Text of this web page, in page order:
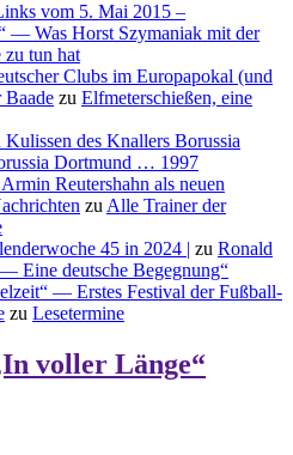
vom 5. Mai 2015 –
— Was Horst Szymaniak mit der
zu tun hat
Clubs im Europapokal (und
Baade zu Elfmeterschießen, eine
des Knallers Borussia
Dortmund … 1997
Reutershahn als neuen
zu Alle Trainer der
45 in 2024 | zu Ronald
Eine deutsche Begegnung“
— Erstes Festival der Fußball-
zu Lesetermine
voller Länge“